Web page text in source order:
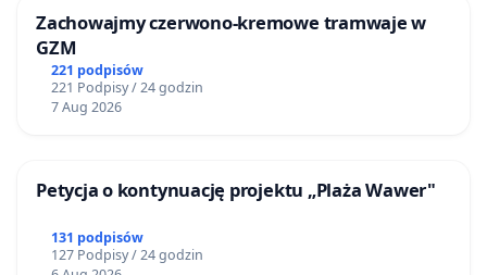
Zachowajmy czerwono-kremowe tramwaje w
GZM
221 podpisów
221 Podpisy / 24 godzin
7 Aug 2026
Petycja o kontynuację projektu „Plaża Wawer"
131 podpisów
127 Podpisy / 24 godzin